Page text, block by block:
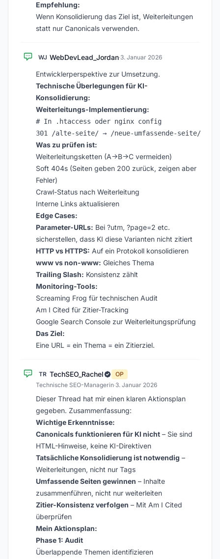
Empfehlung:
Wenn Konsolidierung das Ziel ist, Weiterleitungen
statt nur Canonicals verwenden.
WJ WebDevLead_Jordan·3. Januar 2026
Entwicklerperspektive zur Umsetzung.
Technische Überlegungen für KI-
Konsolidierung:
Weiterleitungs-Implementierung:
# In .htaccess oder nginx config
Was zu prüfen ist:
Weiterleitungsketten (A→B→C vermeiden)
Soft 404s (Seiten geben 200 zurück, zeigen aber
Fehler)
Crawl-Status nach Weiterleitung
Interne Links aktualisieren
Edge Cases:
Parameter-URLs: Bei ?utm, ?page=2 etc.
sicherstellen, dass KI diese Varianten nicht zitiert
HTTP vs HTTPS: Auf ein Protokoll konsolidieren
www vs non-www: Gleiches Thema
Trailing Slash: Konsistenz zählt
Monitoring-Tools:
Screaming Frog für technischen Audit
Am I Cited für Zitier-Tracking
Google Search Console zur Weiterleitungsprüfung
Das Ziel:
Eine URL = ein Thema = ein Zitierziel.
TR TechSEO_Rachel
OP
Technische SEO-Managerin·3. Januar 2026
Dieser Thread hat mir einen klaren Aktionsplan
gegeben. Zusammenfassung:
Wichtige Erkenntnisse:
Canonicals funktionieren für KI nicht – Sie sind
HTML-Hinweise, keine KI-Direktiven
Tatsächliche Konsolidierung ist notwendig –
Weiterleitungen, nicht nur Tags
Umfassende Seiten gewinnen – Inhalte
zusammenführen, nicht nur weiterleiten
Zitier-Konsistenz verfolgen – Mit Am I Cited
überprüfen
Mein Aktionsplan:
Phase 1: Audit
Überlappende Themen identifizieren